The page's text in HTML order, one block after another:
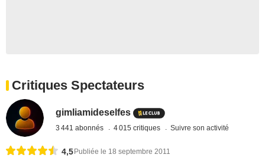
Critiques Spectateurs
gimliamideselfes
3 441 abonnés 4 015 critiques Suivre son activité
4,5 Publiée le 18 septembre 2011